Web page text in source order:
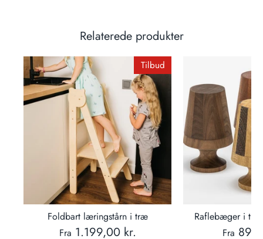
Relaterede produkter
Foldbart læringstårn i træ
Fra 1.199,00 kr.
Tilbud
Raflebæger i træ
Fra